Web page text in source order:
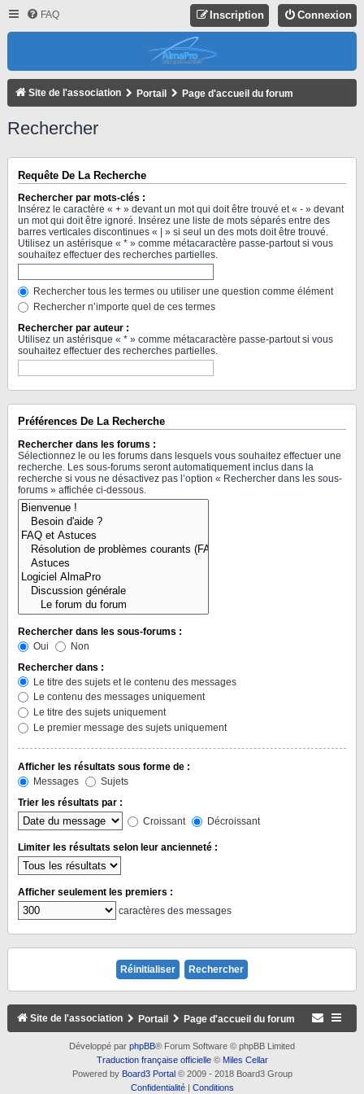
FAQ Connexion
Inscription
Site de l'association Portail Page d'accueil du forum
Rechercher
Requête De La Recherche
Rechercher par mots-clés :
Insérez le caractère « + » devant un mot qui doit être trouvé et « - » devant
un mot qui doit être ignoré. Insérez une liste de mots séparés entre des
barres verticales discontinues « | » si seul un des mots doit être trouvé.
Utilisez un astérisque « * » comme métacaractère passe-partout si vous
souhaitez effectuer des recherches partielles.
Rechercher tous les termes ou utiliser une question comme élément
Rechercher n’importe quel de ces termes
Rechercher par auteur :
Utilisez un astérisque « * » comme métacaractère passe-partout si vous
souhaitez effectuer des recherches partielles.
Préférences De La Recherche
Rechercher dans les forums :
Sélectionnez le ou les forums dans lesquels vous souhaitez effectuer une
recherche. Les sous-forums seront automatiquement inclus dans la
recherche si vous ne désactivez pas l’option « Rechercher dans les sous-
forums » affichée ci-dessous.
Rechercher dans les sous-forums :
Oui
Non
Rechercher dans :
Le titre des sujets et le contenu des messages
Le contenu des messages uniquement
Le titre des sujets uniquement
Le premier message des sujets uniquement
Afficher les résultats sous forme de :
Messages
Sujets
Trier les résultats par :
Croissant
Décroissant
Limiter les résultats selon leur ancienneté :
Afficher seulement les premiers :
caractères des messages
Site de l'association Portail Page d'accueil du forum
Développé par phpBB® Forum Software © phpBB Limited
Traduction française officielle© Miles Cellar
Powered by Board3 Portal© 2009 - 2018 Board3 Group
Confidentialité| Conditions